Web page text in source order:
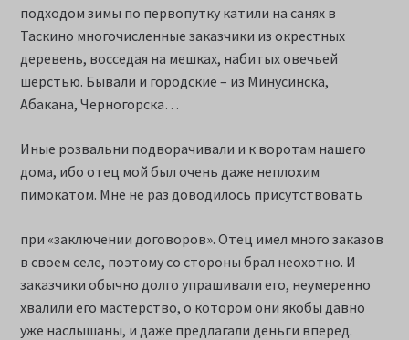
подходом зимы по первопутку катили на санях в
Таскино многочисленные заказчики из окрестных
деревень, восседая на мешках, набитых овечьей
шерстью. Бывали и городские – из Минусинска,
Абакана, Черногорска…
Иные розвальни подворачивали и к воротам нашего
дома, ибо отец мой был очень даже неплохим
пимокатом. Мне не раз доводилось присутствовать
при «заключении договоров». Отец имел много заказов
в своем селе, поэтому со стороны брал неохотно. И
заказчики обычно долго упрашивали его, неумеренно
хвалили его мастерство, о котором они якобы давно
уже наслышаны, и даже предлагали деньги вперед.